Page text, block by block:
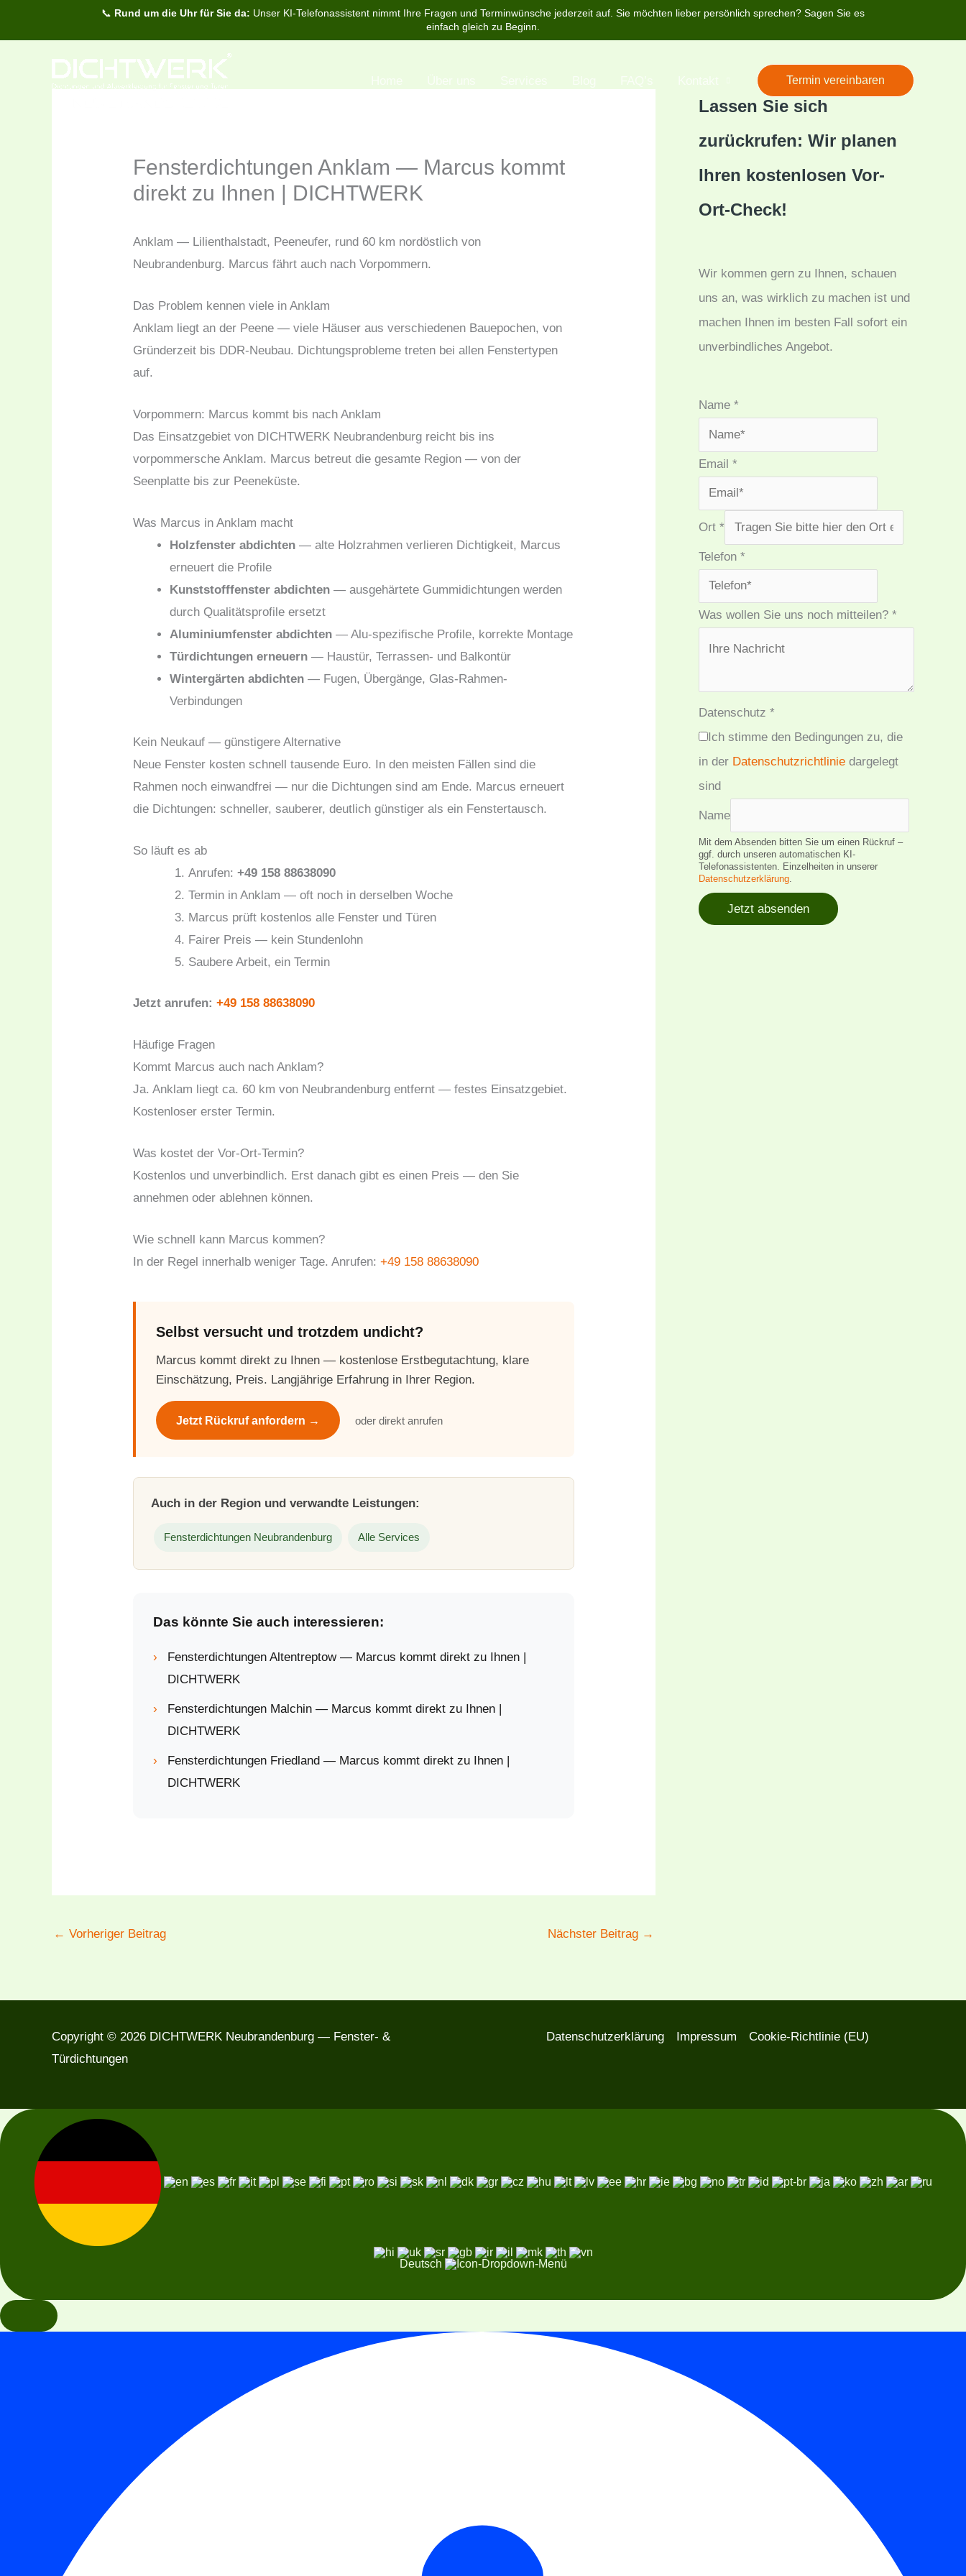
📞 Rund um die Uhr für Sie da: Unser KI-Telefonassistent nimmt Ihre Fragen und Terminwünsche jederzeit auf. Sie möchten lieber persönlich sprechen? Sagen Sie es
einfach gleich zu Beginn.
Termin vereinbaren
Fensterdichtungen Anklam — Marcus kommt
direkt zu Ihnen | DICHTWERK
Anklam — Lilienthalstadt, Peeneufer, rund 60 km nordöstlich von
Neubrandenburg. Marcus fährt auch nach Vorpommern.
Das Problem kennen viele in Anklam
Anklam liegt an der Peene — viele Häuser aus verschiedenen Bauepochen, von
Gründerzeit bis DDR-Neubau. Dichtungsprobleme treten bei allen Fenstertypen
auf.
Vorpommern: Marcus kommt bis nach Anklam
Das Einsatzgebiet von DICHTWERK Neubrandenburg reicht bis ins
vorpommersche Anklam. Marcus betreut die gesamte Region — von der
Seenplatte bis zur Peeneküste.
Was Marcus in Anklam macht
Holzfenster abdichten — alte Holzrahmen verlieren Dichtigkeit, Marcus
erneuert die Profile
Kunststofffenster abdichten — ausgehärtete Gummidichtungen werden
durch Qualitätsprofile ersetzt
Aluminiumfenster abdichten — Alu-spezifische Profile, korrekte Montage
Türdichtungen erneuern — Haustür, Terrassen- und Balkontür
Wintergärten abdichten — Fugen, Übergänge, Glas-Rahmen-
Verbindungen
Kein Neukauf — günstigere Alternative
Neue Fenster kosten schnell tausende Euro. In den meisten Fällen sind die
Rahmen noch einwandfrei — nur die Dichtungen sind am Ende. Marcus erneuert
die Dichtungen: schneller, sauberer, deutlich günstiger als ein Fenstertausch.
So läuft es ab
Anrufen: +49 158 88638090
Termin in Anklam — oft noch in derselben Woche
Marcus prüft kostenlos alle Fenster und Türen
Fairer Preis — kein Stundenlohn
Saubere Arbeit, ein Termin
Jetzt anrufen:+49 158 88638090
Häufige Fragen
Kommt Marcus auch nach Anklam?
Ja. Anklam liegt ca. 60 km von Neubrandenburg entfernt — festes Einsatzgebiet.
Kostenloser erster Termin.
Was kostet der Vor-Ort-Termin?
Kostenlos und unverbindlich. Erst danach gibt es einen Preis — den Sie
annehmen oder ablehnen können.
Wie schnell kann Marcus kommen?
In der Regel innerhalb weniger Tage. Anrufen:+49 158 88638090
Selbst versucht und trotzdem undicht?
Marcus kommt direkt zu Ihnen — kostenlose Erstbegutachtung, klare
Einschätzung, Preis. Langjährige Erfahrung in Ihrer Region.
Jetzt Rückruf anfordern → oder direkt anrufen
Auch in der Region und verwandte Leistungen:
Fensterdichtungen Neubrandenburg Alle Services
Das könnte Sie auch interessieren:
›
Fensterdichtungen Altentreptow — Marcus kommt direkt zu Ihnen |
DICHTWERK
›
Fensterdichtungen Malchin — Marcus kommt direkt zu Ihnen |
DICHTWERK
›
Fensterdichtungen Friedland — Marcus kommt direkt zu Ihnen |
DICHTWERK
← Vorheriger Beitrag Nächster Beitrag →
Lassen Sie sich
zurückrufen: Wir planen
Ihren kostenlosen Vor-
Ort-Check!
Wir kommen gern zu Ihnen, schauen
uns an, was wirklich zu machen ist und
machen Ihnen im besten Fall sofort ein
unverbindliches Angebot.
Name *
Email *
Ort *
Telefon *
Was wollen Sie uns noch mitteilen? *
Datenschutz *
Ich stimme den Bedingungen zu, die
in der Datenschutzrichtlinie dargelegt
sind
Name
Mit dem Absenden bitten Sie um einen Rückruf –
ggf. durch unseren automatischen KI-
Telefonassistenten. Einzelheiten in unserer
Datenschutzerklärung.
Jetzt absenden
Copyright © 2026 DICHTWERK Neubrandenburg — Fenster- &
Türdichtungen
Datenschutzerklärung Impressum Cookie-Richtlinie (EU)
Deutsch